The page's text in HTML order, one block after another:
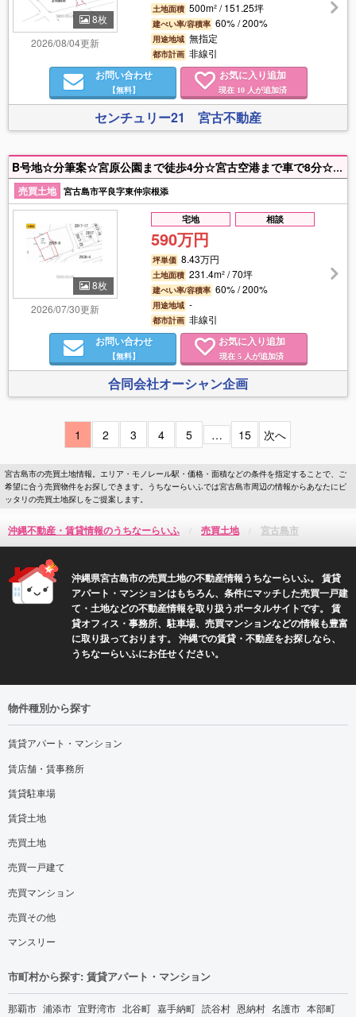
8枚
2026/08/04更新
土地面積 500m² / 151.25坪
建ぺい率/容積率 60% / 200%
用途地域 無指定
都市計画 非線引
お問い合わせ
【無料】
お気に入り追加
現在 10人が追加済
センチュリー21 宮古不動産
B号地☆分筆案☆宮原公園まで徒歩4分☆宮古空港まで車で8分☆南の島でスローライフ♩
売買土地 宮古島市平良字東仲宗根添
8枚
2026/07/30更新
宅地 相談
590万円
坪単価 8.43万円
土地面積 231.4m² / 70坪
建ぺい率/容積率 60% / 200%
用途地域 -
都市計画 非線引
お問い合わせ
【無料】
お気に入り追加
現在 5 人が追加済
合同会社オーシャン企画
1 2 3 4 5 … 15 次へ
宮古島市の売買土地情報。エリア・モノレール駅・価格・面積などの条件を指定することで、ご
希望に合う売買物件をお探しできます。うちなーらいふでは宮古島市周辺の情報からあなたにピ
ッタリの売買土地探しをご提案します。
沖縄不動産・賃貸情報のうちなーらいふ 売買土地 宮古島市
沖縄県宮古島市の売買土地の不動産情報うちなーらいふ。 賃貸
アパート・マンションはもちろん、条件にマッチした売買一戸建
て・土地などの不動産情報を取り扱うポータルサイトです。 賃
貸オフィス・事務所、駐車場、売買マンションなどの情報も豊富
に取り扱っております。 沖縄での賃貸・不動産をお探しなら、
うちなーらいふにお任せください。
物件種別から探す
賃貸アパート・マンション
賃店舗・賃事務所
賃貸駐車場
賃貸土地
売買土地
売買一戸建て
売買マンション
売買その他
マンスリー
市町村から探す: 賃貸アパート・マンション
那覇市 浦添市 宜野湾市 北谷町 嘉手納町 読谷村 恩納村 名護市 本部町